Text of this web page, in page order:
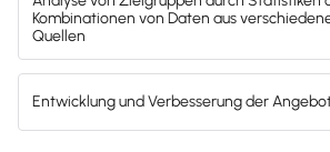
Inhalte melden
Datenschutz
AGB